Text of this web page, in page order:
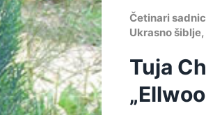
Četinari
Ukrasno
Tuja